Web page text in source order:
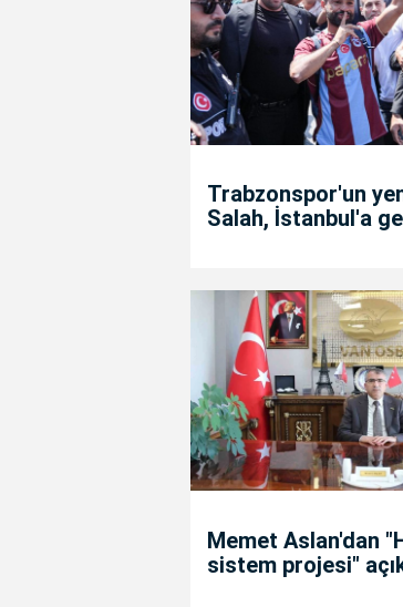
Trabzonspor'un
Salah, İstanbul'a
Memet Aslan'dan
sistem projesi"